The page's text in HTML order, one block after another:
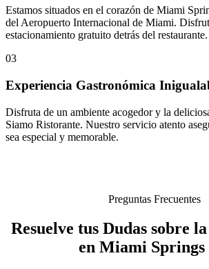
Estamos situados en el corazón de Miami
del Aeropuerto Internacional de Miami.
estacionamiento gratuito detrás del restaurante.
03
Experiencia Gastronómica
Disfruta de un ambiente acogedor y la
Siamo Ristorante. Nuestro servicio atento
sea especial y memorable.
Preguntas Frecuentes
Resuelve tus Dudas sobre
en Miami